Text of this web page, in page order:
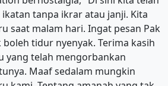
tanpa ikrar atau janji. Kita
saat malam hari. Ingat pesan Pak
boleh tidur nyenyak. Terima kasih
yang telah mengorbankan
Maaf sedalam mungkin